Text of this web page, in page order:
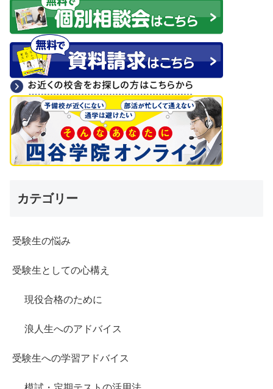
カテゴリー
受験生の悩み
受験生としての心構え
現役合格のために
浪人生へのアドバイス
受験生への学習アドバイス